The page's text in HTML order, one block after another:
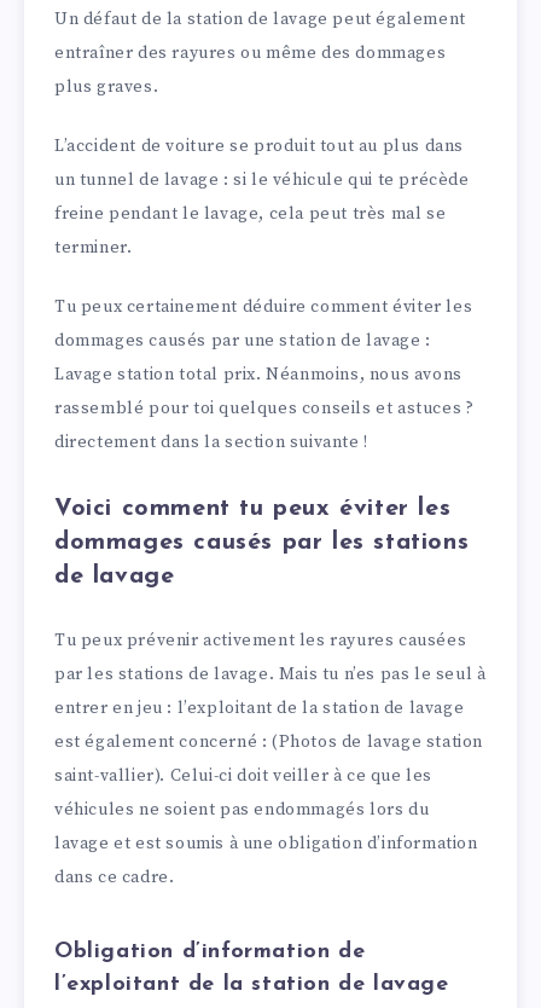
Un défaut de la station de lavage peut également
entraîner des rayures ou même des dommages
plus graves.
L’accident de voiture se produit tout au plus dans
un tunnel de lavage : si le véhicule qui te précède
freine pendant le lavage, cela peut très mal se
terminer.
Tu peux certainement déduire comment éviter les
dommages causés par une station de lavage :
Lavage station total prix. Néanmoins, nous avons
rassemblé pour toi quelques conseils et astuces ?
directement dans la section suivante !
Voici comment tu peux éviter les
dommages causés par les stations
de lavage
Tu peux prévenir activement les rayures causées
par les stations de lavage. Mais tu n’es pas le seul à
entrer en jeu : l’exploitant de la station de lavage
est également concerné : (Photos de lavage station
saint-vallier). Celui-ci doit veiller à ce que les
véhicules ne soient pas endommagés lors du
lavage et est soumis à une obligation d’information
dans ce cadre.
Obligation d’information de
l’exploitant de la station de lavage